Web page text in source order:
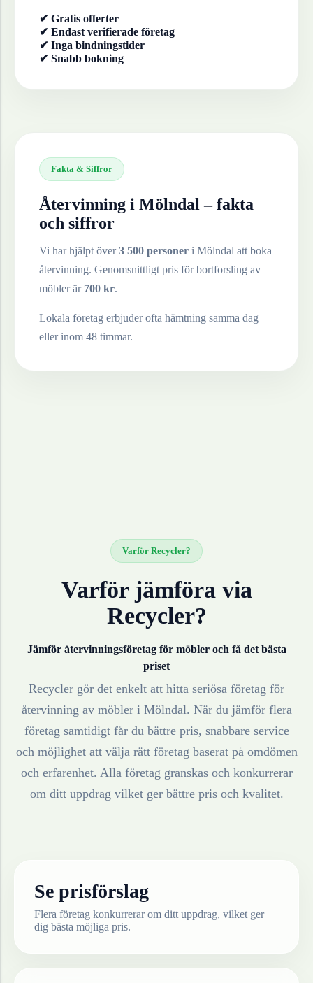
✔ Gratis offerter
✔ Endast verifierade företag
✔ Inga bindningstider
✔ Snabb bokning
Fakta & Siffror
Återvinning i Mölndal – fakta
och siffror
Vi har hjälpt över3 500 personer i Mölndal att boka
återvinning. Genomsnittligt pris för bortforsling av
möblerär 700 kr.
Lokala företag erbjuder ofta hämtning samma dag
eller inom 48 timmar.
Varför Recycler?
Varför jämföra via
Recycler?
Jämför återvinningsföretag för möbleroch få det bästa
priset
Recycler gör det enkelt att hitta seriösa företag för
återvinning av möbleri Mölndal. När du jämför flera
företag samtidigt får du bättre pris, snabbare service
och möjlighet att välja rätt företag baserat på omdömen
och erfarenhet. Alla företag granskas och konkurrerar
om ditt uppdrag vilket ger bättre pris och kvalitet.
Se prisförslag
Flera företag konkurrerar om ditt uppdrag, vilket ger
dig bästa möjliga pris.